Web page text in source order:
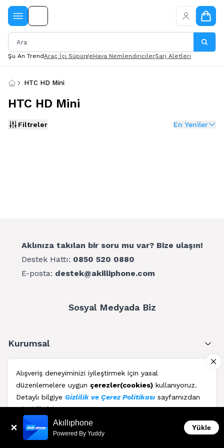
Alışveriş deneyiminizi iyileştirmek için yasal
düzenlemelere uygun çerezler(cookies) kullanıyoruz.
Detaylı bilgiye Gizlilik ve Çerez Politikası sayfamızdan
erişebilirsiniz.
Kabul Et
Şu An TrendAraç İçi SüpürgeHava NemlendiricilerŞarj Aletleri
HTC HD Mini
HTC HD Mini
Filtreler En Yeniler
Aklınıza takılan bir soru mu var? Bize ulaşın!
Destek Hattı: 0850 520 0880
E-posta: destek@akilliphone.com
Sosyal Medyada Biz
Kurumsal
Müşteri Hizmetleri
Üyelik
Blog Akıllıphone
Powered By Yuddy
Yükle